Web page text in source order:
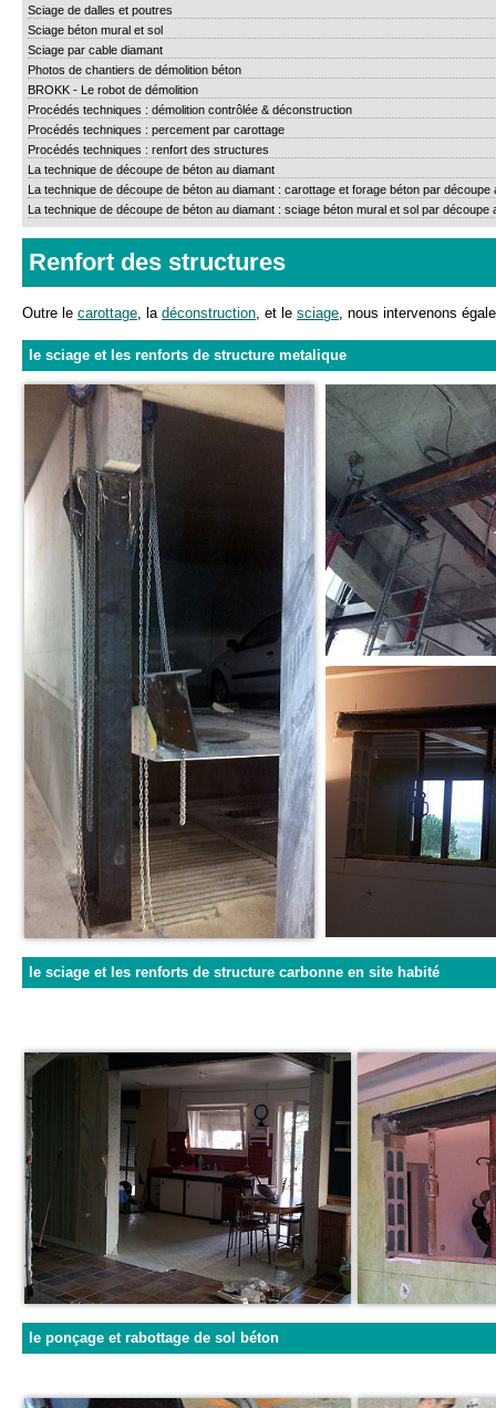
Sciage de dalles et poutres
Sciage béton mural et sol
Sciage par cable diamant
Photos de chantiers de démolition béton
BROKK - Le robot de démolition
Procédés techniques : démolition contrôlée & déconstruction
Procédés techniques : percement par carottage
Procédés techniques : renfort des structures
La technique de découpe de béton au diamant
La technique de découpe de béton au diamant : carottage et forage béton par découpe
La technique de découpe de béton au diamant : sciage béton mural et sol par découpe
Renfort des structures
Outre le carottage, la déconstruction, et le sciage, nous intervenons
le sciage et les renforts de structure metalique
le sciage et les renforts de structure carbonne en site habité
le ponçage et rabottage de sol béton